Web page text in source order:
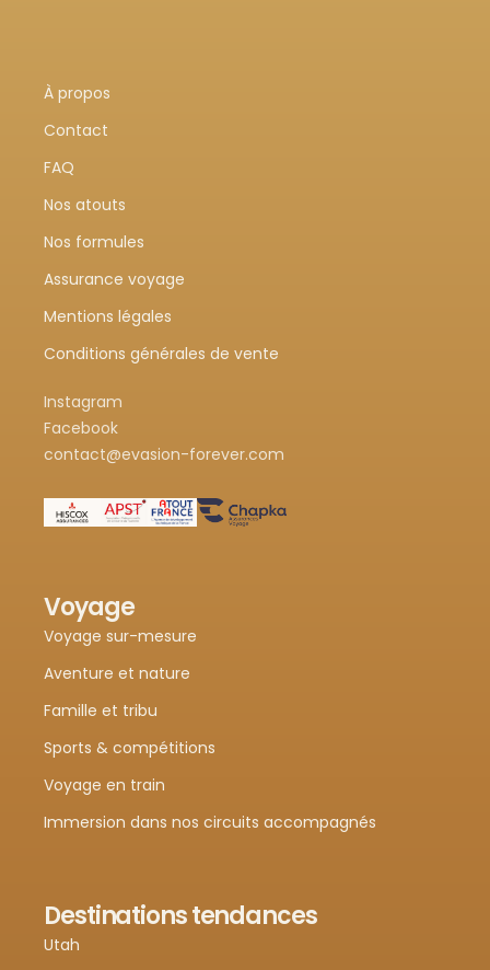
À propos
Contact
FAQ
Nos atouts
Nos formules
Assurance voyage
Mentions légales
Conditions générales de vente
Instagram
Facebook
contact@evasion-forever.com
Voyage
Voyage sur-mesure
Aventure et nature
Famille et tribu
Sports & compétitions
Voyage en train
Immersion dans nos circuits accompagnés
Destinations tendances
Utah